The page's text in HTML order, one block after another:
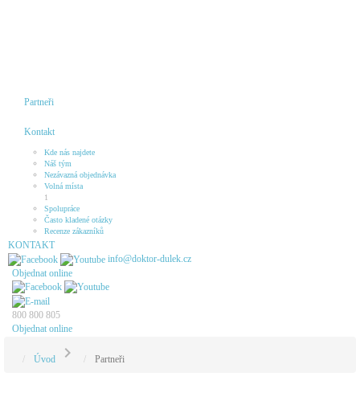
Partneři
Kontakt
Kde nás najdete
Náš tým
Nezávazná objednávka
Volná místa
1
Spolupráce
Často kladené otázky
Recenze zákazníků
KONTAKT
info@doktor-dulek.cz
Objednat online
800 800 805
Objednat online
Úvod chevron_right Partneři